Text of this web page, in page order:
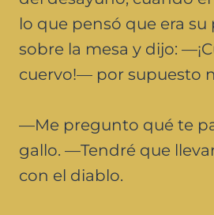
lo que pensó que era
sobre la mesa y dijo:
cuervo!— por supuesto
—Me pregunto qué te
gallo. —Tendré que
con el diablo.